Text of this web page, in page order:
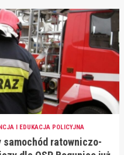
I EDUKACJA POLICYJNA
samochód ratowniczo-